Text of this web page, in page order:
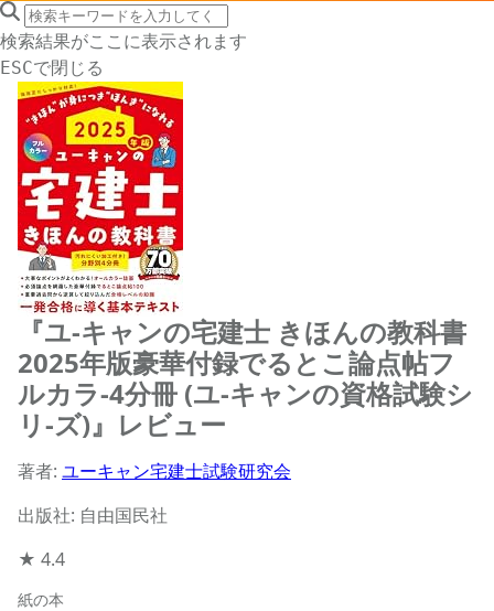
search icon
サイト内検索
検索結果がここに表示されます
ESCで閉じる
『ユ-キャンの宅建士 きほんの教科書
2025年版豪華付録でるとこ論点帖フ
ルカラ-4分冊 (ユ-キャンの資格試験シ
リ-ズ)』レビュー
著者: ユーキャン宅建士試験研究会
出版社: 自由国民社
★ 4.4
紙の本